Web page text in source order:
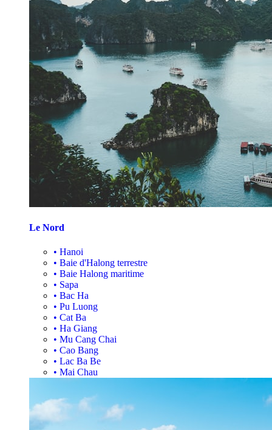
Le Nord
• Hanoi
• Baie d'Halong terrestre
• Baie Halong maritime
• Sapa
• Bac Ha
• Pu Luong
• Cat Ba
• Ha Giang
• Mu Cang Chai
• Cao Bang
• Lac Ba Be
• Mai Chau